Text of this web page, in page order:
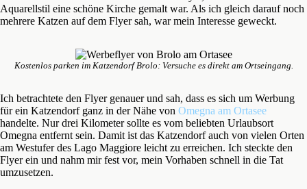
Aquarellstil eine schöne Kirche gemalt war. Als ich gleich darauf noch
mehrere Katzen auf dem Flyer sah, war mein Interesse geweckt.
Kostenlos parken im Katzendorf Brolo: Versuche es direkt am Ortseingang.
Ich betrachtete den Flyer genauer und sah, dass es sich um Werbung
für ein Katzendorf ganz in der Nähe von Omegna am Ortasee
handelte. Nur drei Kilometer sollte es vom beliebten Urlaubsort
Omegna entfernt sein. Damit ist das Katzendorf auch von vielen Orten
am Westufer des Lago Maggiore leicht zu erreichen. Ich steckte den
Flyer ein und nahm mir fest vor, mein Vorhaben schnell in die Tat
umzusetzen.